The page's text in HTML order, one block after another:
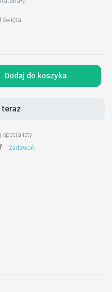
święta.
Dodaj do koszyka
teraz
specjalisty
Zadzwoń